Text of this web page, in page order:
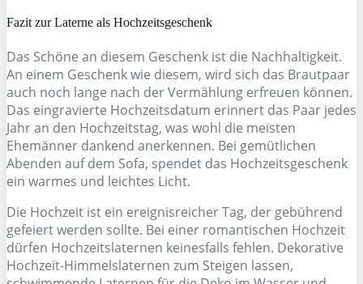
Fazit zur Laterne als Hochzeitsgeschenk
Das Schöne an diesem Geschenk ist die Nachhaltigkeit.
An einem Geschenk wie diesem, wird sich das Brautpaar
auch noch lange nach der Vermählung erfreuen können.
Das eingravierte Hochzeitsdatum erinnert das Paar jedes
Jahr an den Hochzeitstag, was wohl die meisten
Ehemänner dankend anerkennen. Bei gemütlichen
Abenden auf dem Sofa, spendet das Hochzeitsgeschenk
ein warmes und leichtes Licht.
Die Hochzeit ist ein ereignisreicher Tag, der gebührend
gefeiert werden sollte. Bei einer romantischen Hochzeit
dürfen Hochzeitslaternen keinesfalls fehlen. Dekorative
Hochzeit-Himmelslaternen zum Steigen lassen,